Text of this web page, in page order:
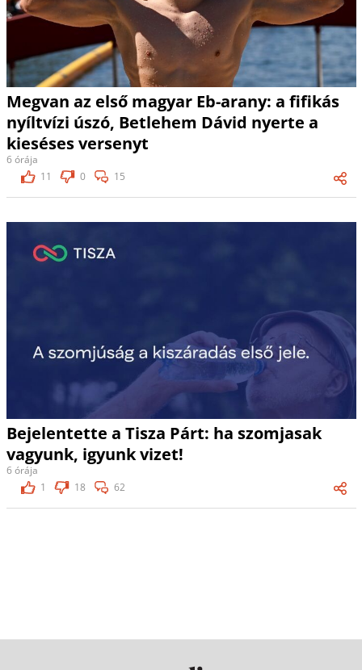
Megvan az első magyar Eb-arany: a fifikás
nyíltvízi úszó, Betlehem Dávid nyerte a
kieséses versenyt
6 órája
11
0 15
Bejelentette a Tisza Párt: ha szomjasak
vagyunk, igyunk vizet!
6 órája
1
18 62